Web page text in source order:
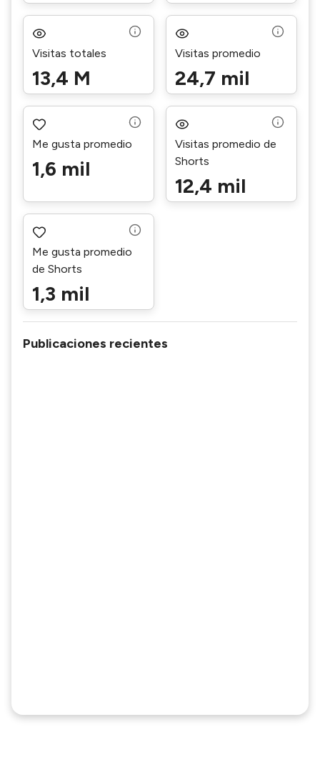
Visitas totales
13,4 M
Visitas promedio
24,7 mil
Me gusta promedio
1,6 mil
Visitas promedio de
Shorts
12,4 mil
Me gusta promedio
de Shorts
1,3 mil
Publicaciones recientes